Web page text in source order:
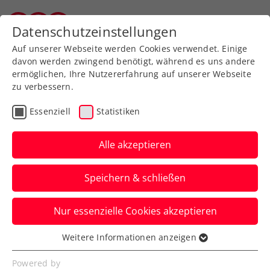
Zurück zur Newsübersicht
Turniere
Starker Schwärzler
beschließt
Jugendkarriere mit
French-Open-Titel
Der ÖTV-Youngster triumphiert im
Juniorendoppel in Paris mit dem
Norweger Nicolai Budkov Kjär.
Datenschutzeinstellungen
Auf unserer Webseite werden Cookies verwendet. Einige
davon werden zwingend benötigt, während es uns andere
ermöglichen, Ihre Nutzererfahrung auf unserer Webseite
zu verbessern.
Essenziell Statistiken
Alle akzeptieren
Speichern & schließen
Nur essenzielle Cookies akzeptieren
Essenziell
Essenzielle Cookies werden für grundlegende
Weitere Informationen anzeigen
Powered by